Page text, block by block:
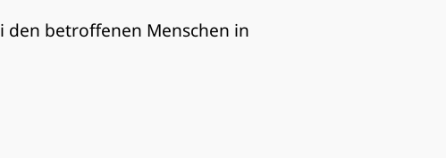
den betroffenen Menschen in